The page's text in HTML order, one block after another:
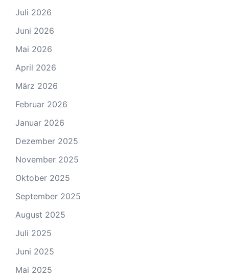
Juli 2026
Juni 2026
Mai 2026
April 2026
März 2026
Februar 2026
Januar 2026
Dezember 2025
November 2025
Oktober 2025
September 2025
August 2025
Juli 2025
Juni 2025
Mai 2025